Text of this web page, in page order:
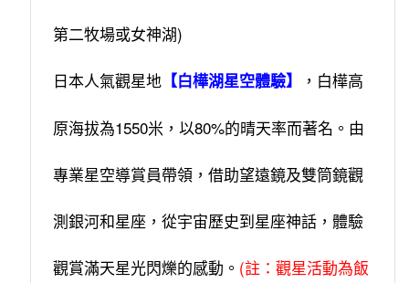
第二牧場或女神湖)
日本人氣觀星地 【白樺湖星空體驗】 ，白樺高
原海拔為1550米，以80%的晴天率而著名。由
專業星空導賞員帶領，借助望遠鏡及雙筒鏡觀
測銀河和星座，從宇宙歷史到星座神話，體驗
觀賞滿天星光閃爍的感動。 (註：觀星活動為飯